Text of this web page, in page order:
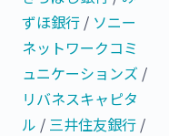
ずほ銀行 / ソニー
ネットワークコミ
ュニケーションズ /
リバネスキャピタ
ル / 三井住友銀行 /